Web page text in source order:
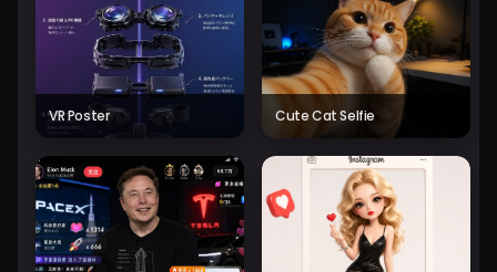
VR Poster Cute Cat Selfie